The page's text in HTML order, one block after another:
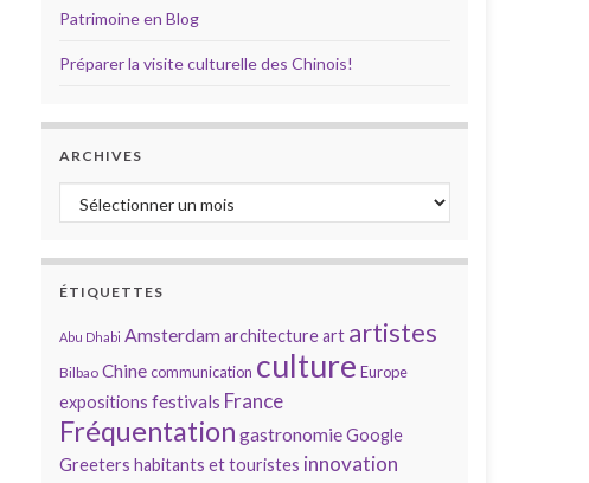
Patrimoine en Blog
Préparer la visite culturelle des Chinois!
ARCHIVES
Archives
ÉTIQUETTES
Abu Dhabi Amsterdamarchitectureart artistes
Bilbao Chinecommunication culture Europe
expositions festivals France
Fréquentation gastronomieGoogle
Greeters habitants et touristes innovation